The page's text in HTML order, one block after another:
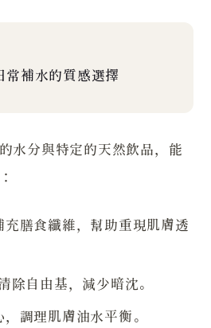
常補水的質感選擇
水分與特定的天然飲品，能
充膳食纖維，幫助重現肌膚透
除自由基，減少暗沈。
，調理肌膚油水平衡。